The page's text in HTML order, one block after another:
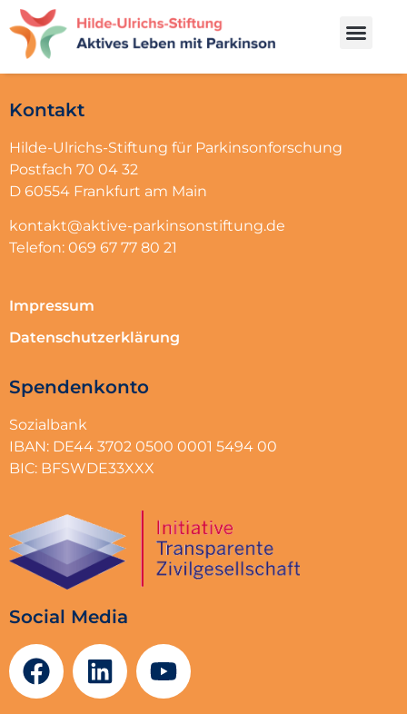
Kontakt
Hilde-Ulrichs-Stiftung für Parkinsonforschung
Postfach 70 04 32
D 60554 Frankfurt am Main
kontakt@aktive-parkinsonstiftung.de
Telefon: 069 67 77 80 21
Impressum
Datenschutzerklärung
Spendenkonto
Sozialbank
IBAN: DE44 3702 0500 0001 5494 00
BIC: BFSWDE33XXX
Social Media